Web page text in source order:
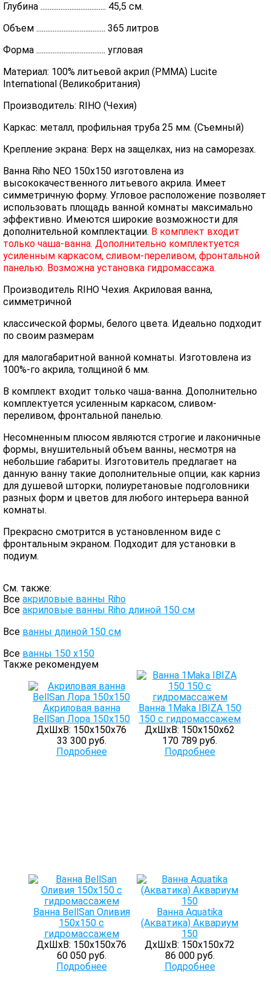
Глубина .................................... 45,5 см.
Объем ...................................... 365 литров
Форма ...................................... угловая
Материал: 100% литьевой акрил (PMMA) Lucite
International (Великобритания)
Производитель: RIHO (Чехия)
Каркас: металл, профильная труба 25 мм. (Съемный)
Крепление экрана: Верх на защелках, низ на саморезах.
Ванна Riho NEO 150x150 изготовлена из
высококачественного литьевого акрила. Имеет
симметричную форму. Угловое расположение позволяет
использовать площадь ванной комнаты максимально
эффективно. Имеются широкие возможности для
дополнительной комплектации. В комплект входит
только чаша-ванна. Дополнительно комплектуется
усиленным каркасом, сливом-переливом, фронтальной
панелью. Возможна установка гидромассажа.
Производитель RIHO Чехия. Акриловая ванна,
симметричной
классической формы, белого цвета. Идеально подходит
по своим размерам
для малогабаритной ванной комнаты. Изготовлена из
100%-го акрила, толщиной 6 мм.
В комплект входит только чаша-ванна. Дополнительно
комплектуется усиленным каркасом, сливом-
переливом, фронтальной панелью.
Несомненным плюсом являются строгие и лаконичные
формы, внушительный объем ванны, несмотря на
небольшие габариты. Изготовитель предлагает на
данную ванну такие дополнительные опции, как карниз
для душевой шторки, полиуретановые подголовники
разных форм и цветов для любого интерьера ванной
комнаты.
Прекрасно смотрится в установленном виде с
фронтальным экраном. Подходит для установки в
подиум.
См. также:
Все акриловые ванны Riho
Все акриловые ванны Riho длиной 150 см
Все ванны длиной 150 см
Все ванны 150 х150
Также рекомендуем
Акриловая ванна
BellSan Лора 150x150
ДхШхВ: 150х150х76
33 300 руб.
Подробнее
Ванна 1Maka IBIZA 150
150 с гидромассажем
ДхШхВ: 150х150х62
170 789 руб.
Подробнее
Ванна BellSan Оливия
150x150 с
гидромассажем
ДхШхВ: 150х150х76
60 050 руб.
Подробнее
Ванна Aquatika
(Акватика) Аквариум
150
ДхШхВ: 150х150х72
86 000 руб.
Подробнее